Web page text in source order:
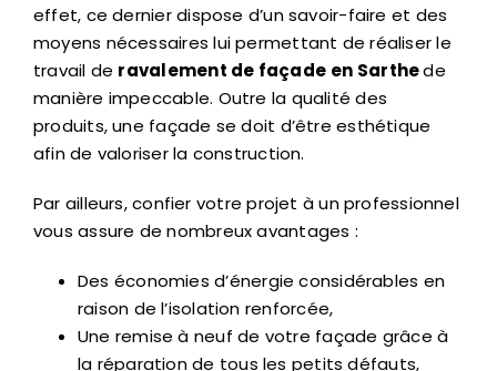
effet, ce dernier dispose d’un savoir-faire et des
moyens nécessaires lui permettant de réaliser le
travail de ravalement de façade en Sarthede
manière impeccable. Outre la qualité des
produits, une façade se doit d’être esthétique
afin de valoriser la construction.
Par ailleurs, confier votre projet à un professionnel
vous assure de nombreux avantages :
Des économies d’énergie considérables en
raison de l’isolation renforcée,
Une remise à neuf de votre façade grâce à
la réparation de tous les petits défauts,